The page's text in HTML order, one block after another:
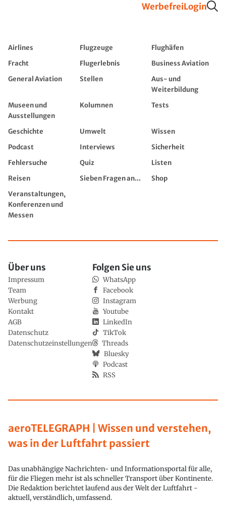
WerbefreiLogin
Airlines Flugzeuge
Flughäfen
Fracht
Flugerlebnis
Business Aviation
General Aviation
Stellen
Aus- und
Weiterbildung
Museen und
Ausstellungen
Kolumnen Tests
Geschichte Umwelt
Wissen
Podcast
Interviews
Sicherheit
Fehlersuche
Quiz
Listen
Reisen
Sieben Fragen an...
Shop
Veranstaltungen,
Konferenzen und
Messen
aeroTELEGRAPH | Wissen und verstehen,
was in der Luftfahrt passiert
Das unabhängige Nachrichten- und Informationsportal für alle,
für die Fliegen mehr ist als schneller Transport über Kontinente.
Die Redaktion berichtet laufend aus der Welt der Luftfahrt -
aktuell, verständlich, umfassend.
Über uns
Impressum
Team
Werbung
Kontakt
AGB
Datenschutz
Datenschutzeinstellungen
Folgen Sie uns
WhatsApp
Facebook
Instagram
Youtube
LinkedIn
TikTok
Threads
Bluesky
Podcast
RSS